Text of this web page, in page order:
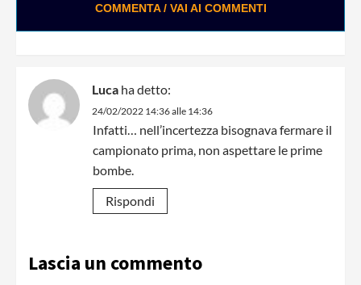
COMMENTA / VAI AI COMMENTI
Luca ha detto:
24/02/2022 14:36 alle 14:36
Infatti… nell’incertezza bisognava fermare il
campionato prima, non aspettare le prime
bombe.
Rispondi
Lascia un commento